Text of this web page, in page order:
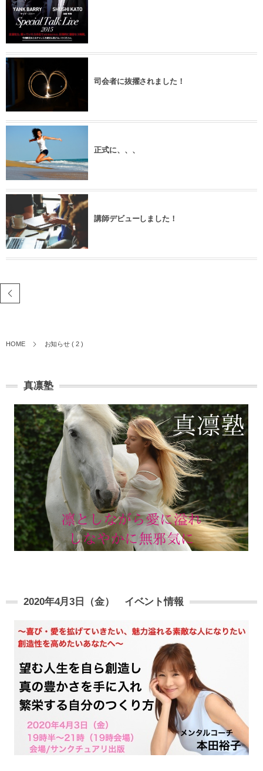
司会者に抜擢されました！
正式に、、、
講師デビューしました！
HOME お知らせ ( 2 )
真凛塾
2020年4月3日（金） イベント情報